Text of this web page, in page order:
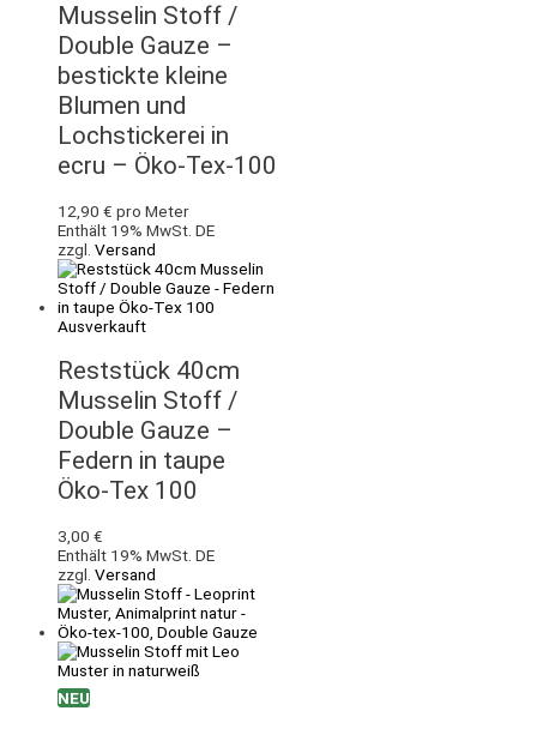
Musselin Stoff /
Double Gauze –
bestickte kleine
Blumen und
Lochstickerei in
ecru – Öko-Tex-100
12,90 € pro Meter
Enthält 19% MwSt. DE
zzgl. Versand
Ausverkauft
Reststück 40cm
Musselin Stoff /
Double Gauze –
Federn in taupe
Öko-Tex 100
3,00 €
Enthält 19% MwSt. DE
zzgl. Versand
NEU